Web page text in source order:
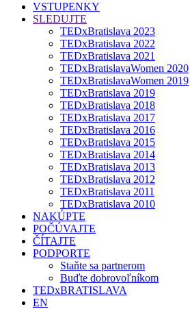
VSTUPENKY
SLEDUJTE
TEDxBratislava 2023
TEDxBratislava 2022
TEDxBratislava 2021
TEDxBratislavaWomen 2020
TEDxBratislavaWomen 2019
TEDxBratislava 2019
TEDxBratislava 2018
TEDxBratislava 2017
TEDxBratislava 2016
TEDxBratislava 2015
TEDxBratislava 2014
TEDxBratislava 2013
TEDxBratislava 2012
TEDxBratislava 2011
TEDxBratislava 2010
NAKÚPTE
POČÚVAJTE
ČÍTAJTE
PODPORTE
Staňte sa partnerom
Buďte dobrovoľníkom
TEDxBRATISLAVA
EN